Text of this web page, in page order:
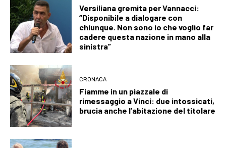
Versiliana gremita per Vannacci:
“Disponibile a dialogare con
chiunque. Non sono io che voglio far
cadere questa nazione in mano alla
sinistra”
CRONACA
Fiamme in un piazzale di
rimessaggio a Vinci: due intossicati,
brucia anche l’abitazione del titolare